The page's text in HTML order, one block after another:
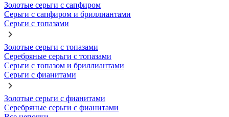
Золотые серьги с сапфиром
Серьги с сапфиром и бриллиантами
Серьги с топазами
Золотые серьги с топазами
Серебряные серьги с топазами
Серьги с топазом и бриллиантами
Серьги с фианитами
Золотые серьги с фианитами
Серебряные серьги с фианитами